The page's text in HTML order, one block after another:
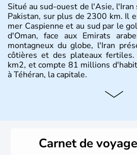
Situé au sud-ouest de l'Asie,
Pakistan, sur plus de 2300 km. Il
mer Caspienne et au sud par le
d'Oman, face aux Emirats
montagneux du globe, l'Iran
côtières et des plateaux
km2, et compte 81 millions
à Téhéran, la capitale.
Carnet de voyage